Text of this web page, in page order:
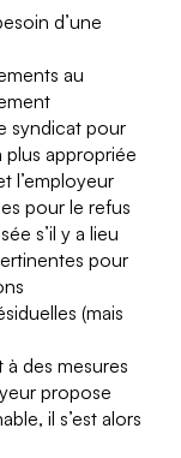
d’une
au
syndicat pour
plus appropriée
l’employeur
pour le refus
s’il y a lieu
pour
(mais
à des mesures
propose
il s’est alors